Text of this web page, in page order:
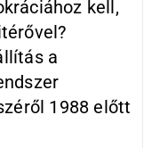
kell,
a
1988 előtt